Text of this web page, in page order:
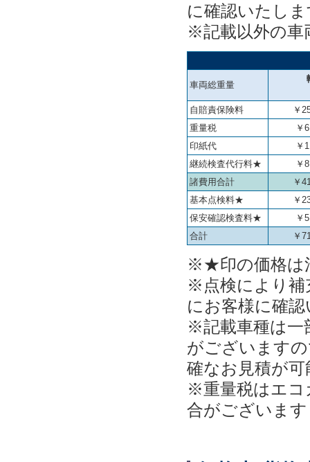
に確認いたし
※記載以外の車
車両総重量
自賠責保険料
￥
重量税
￥
印紙代
￥
継続検査代行料★
￥
諸費用合計
￥
基本点検料★
￥
保安確認検査料★
￥
合計
￥
※★印の価格は
※点検により補
にお客様に確
※記載車種は一
がございます
確なお見積が
※重量税はエコ
合がございます